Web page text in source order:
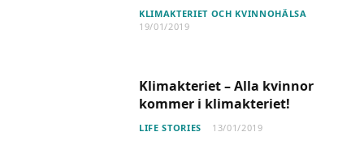
KLIMAKTERIET OCH KVINNOHÄLSA
19/01/2019
Klimakteriet – Alla kvinnor
kommer i klimakteriet!
LIFE STORIES 13/01/2019